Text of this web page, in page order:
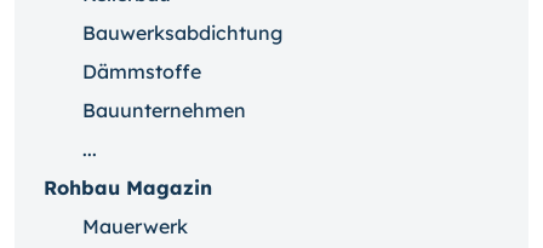
Bauwerksabdichtung
Dämmstoffe
Bauunternehmen
...
Rohbau Magazin
Mauerwerk